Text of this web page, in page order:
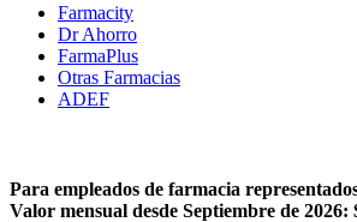
Farmacity
Dr Ahorro
FarmaPlus
Otras Farmacias
ADEF
Para empleados de farmacia
Valor mensual desde Septiembre de